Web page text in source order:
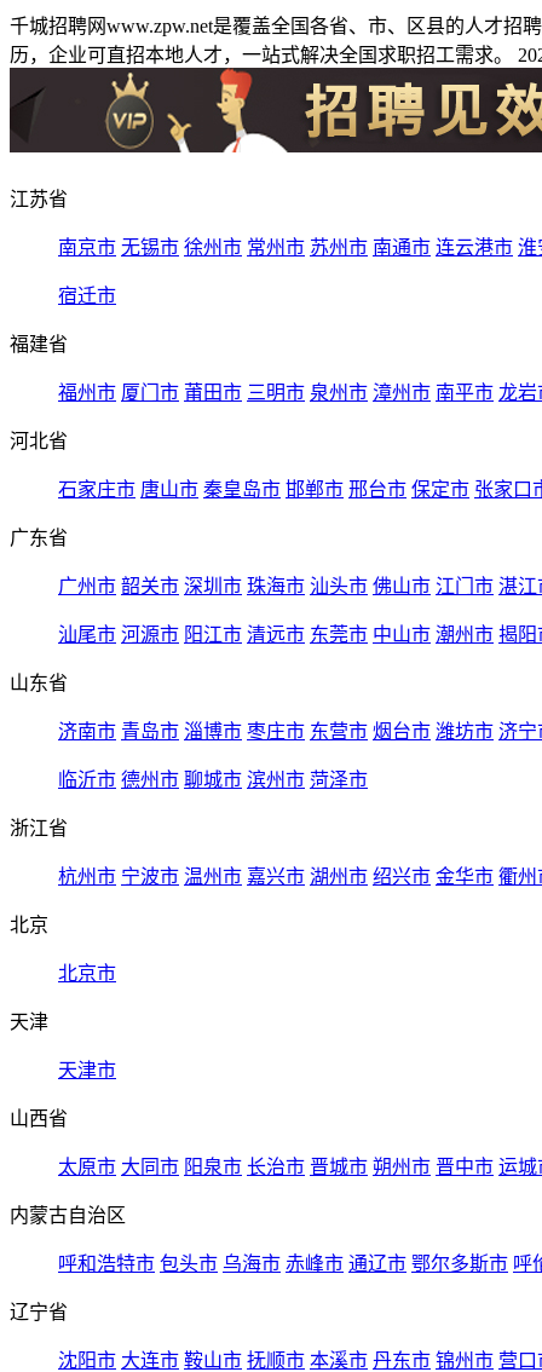
千城招聘网www.zpw.net是覆盖全国各省、市、区县的人才
历，企业可直招本地人才，一站式解决全国求职招工需求。
江苏省
南京市 无锡市 徐州市 常州市 苏州市 南通市 连云港市 淮
宿迁市
福建省
福州市 厦门市 莆田市 三明市 泉州市 漳州市 南平市 龙岩
河北省
石家庄市 唐山市 秦皇岛市 邯郸市 邢台市 保定市 张家口
广东省
广州市 韶关市 深圳市 珠海市 汕头市 佛山市 江门市 湛江
汕尾市 河源市 阳江市 清远市 东莞市 中山市 潮州市 揭阳
山东省
济南市 青岛市 淄博市 枣庄市 东营市 烟台市 潍坊市 济宁
临沂市 德州市 聊城市 滨州市 菏泽市
浙江省
杭州市 宁波市 温州市 嘉兴市 湖州市 绍兴市 金华市 衢州
北京
北京市
天津
天津市
山西省
太原市 大同市 阳泉市 长治市 晋城市 朔州市 晋中市 运城
内蒙古自治区
呼和浩特市 包头市 乌海市 赤峰市 通辽市 鄂尔多斯市 呼
辽宁省
沈阳市 大连市 鞍山市 抚顺市 本溪市 丹东市 锦州市 营口